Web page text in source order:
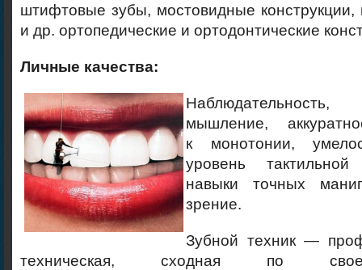
штифтовые зубы, мостовидные конструкции,
и др. ортопедические и ортодонтические
Личные качества:
Наблюдательность,
мышление,
к монотонии,
уровень тактильной
навыки точных
зрение.
Зубной техник —
техническая, сходная по